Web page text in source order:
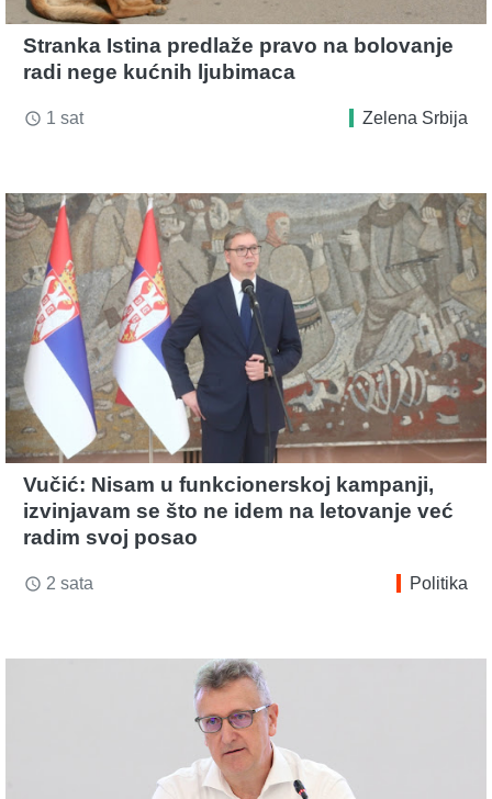
Stranka Istina predlaže pravo na bolovanje
radi nege kućnih ljubimaca
access_time 1 sat Zelena Srbija
Vučić: Nisam u funkcionerskoj kampanji,
izvinjavam se što ne idem na letovanje već
radim svoj posao
access_time 2 sata Politika